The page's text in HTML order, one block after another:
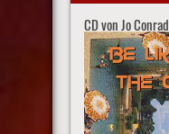
CD von Jo Conrad